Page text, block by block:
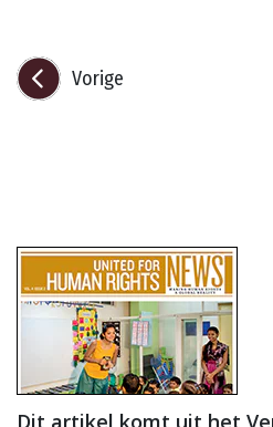
Vorige
Dit artikel komt uit het